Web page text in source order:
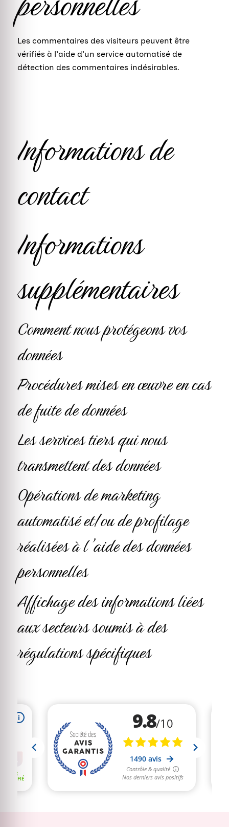
Les commentaires des visiteurs peuvent être
vérifiés à l’aide d’un service automatisé de
détection des commentaires indésirables.
Informations de
contact
Informations
supplémentaires
Comment nous protégeons vos
données
Procédures mises en œuvre en cas
de fuite de données
Les services tiers qui nous
transmettent des données
Opérations de marketing
automatisé et/ou de profilage
réalisées à l’aide des données
personnelles
Affichage des informations liées
aux secteurs soumis à des
régulations spécifiques